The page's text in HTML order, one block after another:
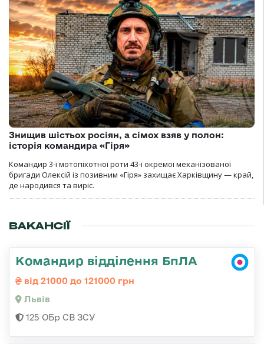
Знищив шістьох росіян, а сімох взяв у полон:
історія командира «Гіря»
Командир 3-ї мотопіхотної роти 43-ї окремої механізованої
бригади Олексій із позивним «Гіря» захищає Харківщину — край,
де народився та виріс.
ВАКАНСІЇ
Командир відділення БпЛА
від 21000 до 121000 грн
Львів
125 ОБр СВ ЗСУ